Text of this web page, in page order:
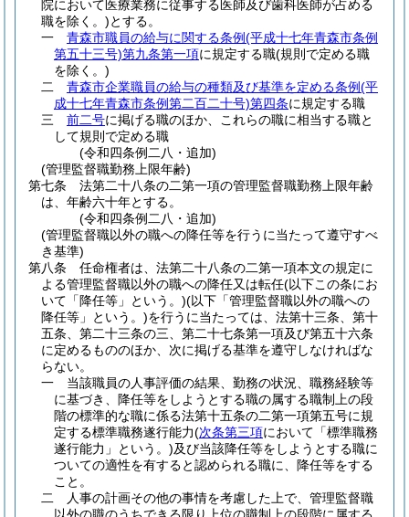
院において医療業務に従事する医師及び歯科医師が占める
職を除く。)とする。
一
青森市職員の給与に関する条例(平成十七年青森市条例
第五十三号)第九条第一項に規定する職(規則で定める職
を除く。)
二
青森市企業職員の給与の種類及び基準を定める条例(平
成十七年青森市条例第二百二十号)第四条に規定する職
三
前二号に掲げる職のほか、これらの職に相当する職と
して規則で定める職
(令和四条例二八・追加)
(管理監督職勤務上限年齢)
第七条
法第二十八条の二第一項の管理監督職勤務上限年齢
は、年齢六十年とする。
(令和四条例二八・追加)
(管理監督職以外の職への降任等を行うに当たって遵守すべ
き基準)
第八条
任命権者は、法第二十八条の二第一項本文の規定に
よる管理監督職以外の職への降任又は転任(以下この条にお
いて「降任等」という。)(以下「管理監督職以外の職への
降任等」という。)を行うに当たっては、法第十三条、第十
五条、第二十三条の三、第二十七条第一項及び第五十六条
に定めるもののほか、次に掲げる基準を遵守しなければな
らない。
一
当該職員の人事評価の結果、勤務の状況、職務経験等
に基づき、降任等をしようとする職の属する職制上の段
階の標準的な職に係る法第十五条の二第一項第五号に規
定する標準職務遂行能力(次条第三項において「標準職務
遂行能力」という。)及び当該降任等をしようとする職に
ついての適性を有すると認められる職に、降任等をする
こと。
二
人事の計画その他の事情を考慮した上で、管理監督職